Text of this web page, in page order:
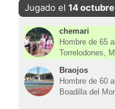
Jugado el14
chemari
Hombre de 65
Torrelodones,
Braojos
Hombre de 60
Boadilla del